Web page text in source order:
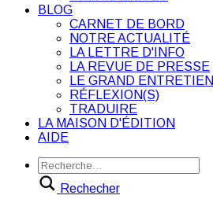
BLOG
CARNET DE BORD
NOTRE ACTUALITÉ
LA LETTRE D'INFO
LA REVUE DE PRESSE
LE GRAND ENTRETIEN
RÉFLEXION(S)
TRADUIRE
LA MAISON D'ÉDITION
AIDE
Rechecher